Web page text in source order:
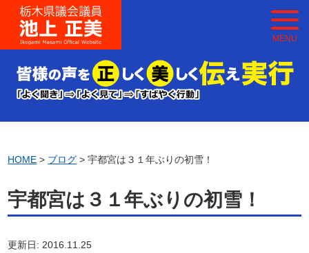
MENU
HOME > ブログ > 宇都宮は３１年ぶりの初雪！
宇都宮は３１年ぶりの初雪！
更新日: 2016.11.25